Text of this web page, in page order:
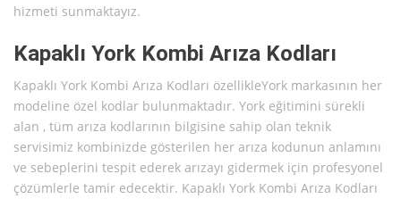
hizmeti sunmaktayız.
Kapaklı York Kombi Arıza Kodları
Kapaklı York Kombi Arıza Kodları özellikleYork markasının her
modeline özel kodlar bulunmaktadır. York eğitimini sürekli
alan , tüm arıza kodlarının bilgisine sahip olan teknik
servisimiz kombinizde gösterilen her arıza kodunun anlamını
ve sebeplerini tespit ederek arızayı gidermek için profesyonel
çözümlerle tamir edecektir. Kapaklı York Kombi Arıza Kodları